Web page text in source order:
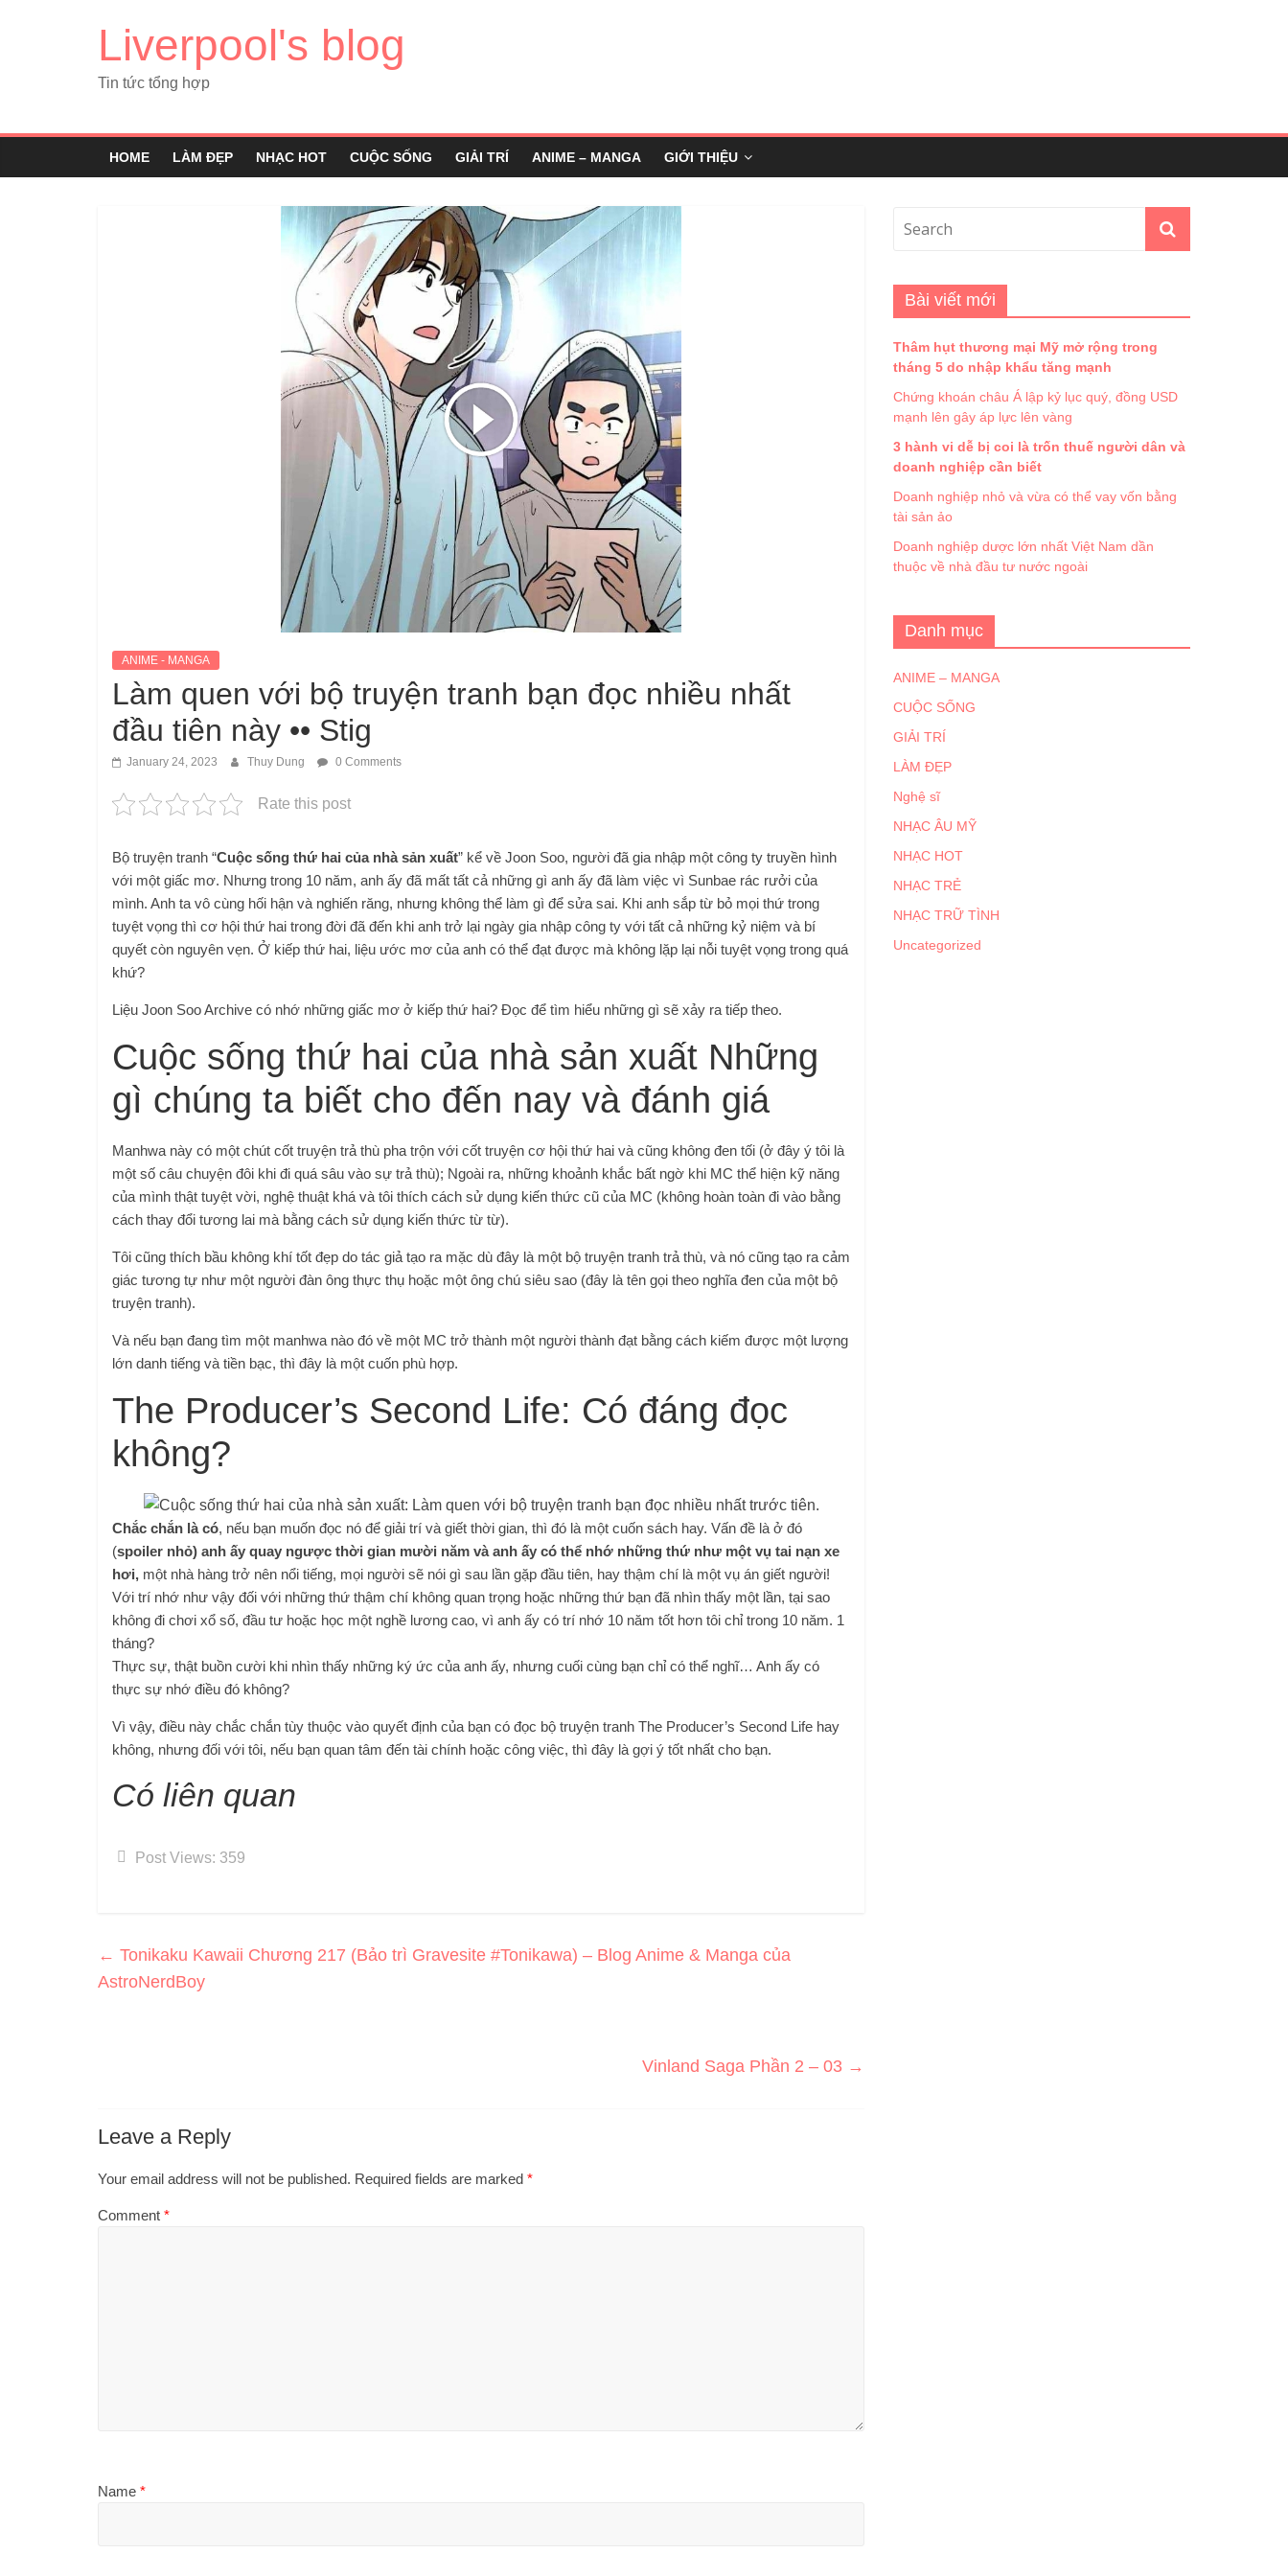
Liverpool's blog
Tin tức tổng hợp
HOME LÀM ĐẸP NHẠC HOT CUỘC SỐNG GIẢI TRÍ ANIME – MANGA GIỚI THIỆU
ANIME - MANGA
Làm quen với bộ truyện tranh bạn đọc nhiều nhất
đầu tiên này •• Stig
January 24, 2023 Thuy Dung 0 Comments
Rate this post
Bộ truyện tranh “Cuộc sống thứ hai của nhà sản xuất” kể về Joon Soo, người đã gia nhập một công ty truyền hình
với một giấc mơ. Nhưng trong 10 năm, anh ấy đã mất tất cả những gì anh ấy đã làm việc vì Sunbae rác rưởi của
mình. Anh ta vô cùng hối hận và nghiến răng, nhưng không thể làm gì để sửa sai. Khi anh sắp từ bỏ mọi thứ trong
tuyệt vọng thì cơ hội thứ hai trong đời đã đến khi anh trở lại ngày gia nhập công ty với tất cả những kỷ niệm và bí
quyết còn nguyên vẹn. Ở kiếp thứ hai, liệu ước mơ của anh có thể đạt được mà không lặp lại nỗi tuyệt vọng trong quá
khứ?
Liệu Joon Soo Archive có nhớ những giấc mơ ở kiếp thứ hai? Đọc để tìm hiểu những gì sẽ xảy ra tiếp theo.
Cuộc sống thứ hai của nhà sản xuất Những
gì chúng ta biết cho đến nay và đánh giá
Manhwa này có một chút cốt truyện trả thù pha trộn với cốt truyện cơ hội thứ hai và cũng không đen tối (ở đây ý tôi là
một số câu chuyện đôi khi đi quá sâu vào sự trả thù); Ngoài ra, những khoảnh khắc bất ngờ khi MC thể hiện kỹ năng
của mình thật tuyệt vời, nghệ thuật khá và tôi thích cách sử dụng kiến ​​​​thức cũ của MC (không hoàn toàn đi vào bằng
cách thay đổi tương lai mà bằng cách sử dụng kiến ​​​​thức từ từ).
Tôi cũng thích bầu không khí tốt đẹp do tác giả tạo ra mặc dù đây là một bộ truyện tranh trả thù, và nó cũng tạo ra cảm
giác tương tự như một người đàn ông thực thụ hoặc một ông chú siêu sao (đây là tên gọi theo nghĩa đen của một bộ
truyện tranh).
Và nếu bạn đang tìm một manhwa nào đó về một MC trở thành một người thành đạt bằng cách kiếm được một lượng
lớn danh tiếng và tiền bạc, thì đây là một cuốn phù hợp.
The Producer’s Second Life: Có đáng đọc
không?
Chắc chắn là có, nếu bạn muốn đọc nó để giải trí và giết thời gian, thì đó là một cuốn sách hay. Vấn đề là ở đó
(spoiler nhỏ) anh ấy quay ngược thời gian mười năm và anh ấy có thể nhớ những thứ như một vụ tai nạn xe
hơi, một nhà hàng trở nên nổi tiếng, mọi người sẽ nói gì sau lần gặp đầu tiên, hay thậm chí là một vụ án giết người!
Với trí nhớ như vậy đối với những thứ thậm chí không quan trọng hoặc những thứ bạn đã nhìn thấy một lần, tại sao
không đi chơi xổ số, đầu tư hoặc học một nghề lương cao, vì anh ấy có trí nhớ 10 năm tốt hơn tôi chỉ trong 10 năm. 1
tháng?
Thực sự, thật buồn cười khi nhìn thấy những ký ức của anh ấy, nhưng cuối cùng bạn chỉ có thể nghĩ… Anh ấy có
thực sự nhớ điều đó không?
Vì vậy, điều này chắc chắn tùy thuộc vào quyết định của bạn có đọc bộ truyện tranh The Producer’s Second Life hay
không, nhưng đối với tôi, nếu bạn quan tâm đến tài chính hoặc công việc, thì đây là gợi ý tốt nhất cho bạn.
Có liên quan
Post Views: 359
← Tonikaku Kawaii Chương 217 (Bảo trì Gravesite #Tonikawa) – Blog Anime & Manga của
AstroNerdBoy
Vinland Saga Phần 2 – 03 →
Leave a Reply
Your email address will not be published. Required fields are marked *
Comment *
Name *
Bài viết mới
Thâm hụt thương mại Mỹ mở rộng trong
tháng 5 do nhập khẩu tăng mạnh
Chứng khoán châu Á lập kỷ lục quý, đồng USD
mạnh lên gây áp lực lên vàng
3 hành vi dễ bị coi là trốn thuế người dân và
doanh nghiệp cần biết
Doanh nghiệp nhỏ và vừa có thể vay vốn bằng
tài sản ảo
Doanh nghiệp dược lớn nhất Việt Nam dần
thuộc về nhà đầu tư nước ngoài
Danh mục
ANIME – MANGA
CUỘC SỐNG
GIẢI TRÍ
LÀM ĐẸP
Nghệ sĩ
NHẠC ÂU MỸ
NHẠC HOT
NHẠC TRẺ
NHẠC TRỮ TÌNH
Uncategorized